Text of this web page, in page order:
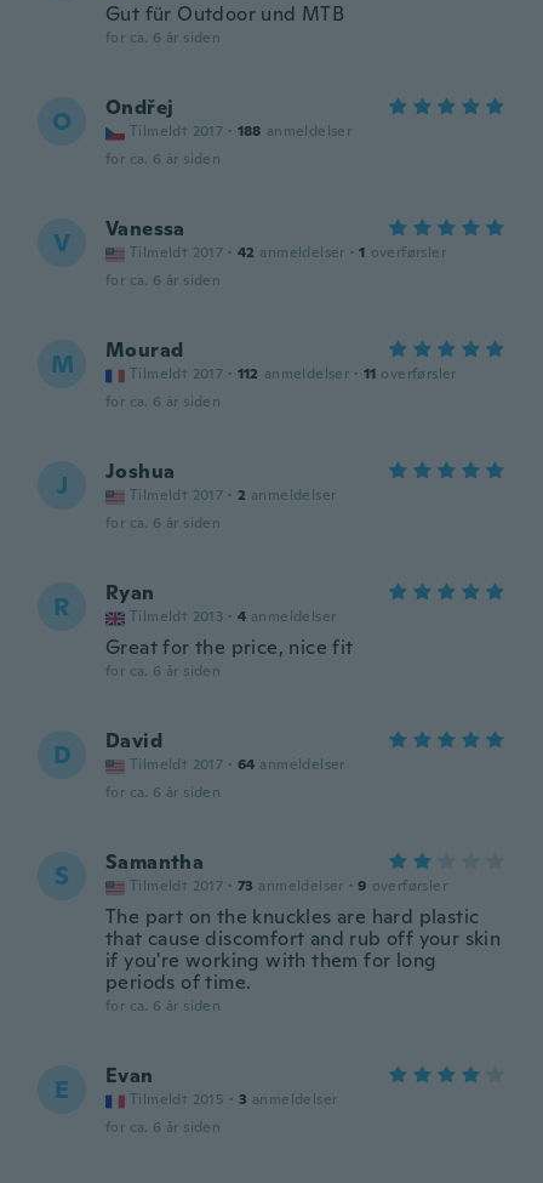
Gut für Outdoor und MTB
for ca. 6 år siden
O Ondřej
Tilmeldt 2017 · 188 anmeldelser
for ca. 6 år siden
V Vanessa
Tilmeldt 2017 · 42 anmeldelser · 1 overførsler
for ca. 6 år siden
M Mourad
Tilmeldt 2017 · 112 anmeldelser · 11 overførsler
for ca. 6 år siden
J Joshua
Tilmeldt 2017 · 2 anmeldelser
for ca. 6 år siden
R Ryan
Tilmeldt 2013 · 4 anmeldelser
Great for the price, nice fit
for ca. 6 år siden
D David
Tilmeldt 2017 · 64 anmeldelser
for ca. 6 år siden
S Samantha
Tilmeldt 2017 · 73 anmeldelser · 9 overførsler
The part on the knuckles are hard plastic
that cause discomfort and rub off your skin
if you're working with them for long
periods of time.
for ca. 6 år siden
E Evan
Tilmeldt 2015 · 3 anmeldelser
for ca. 6 år siden